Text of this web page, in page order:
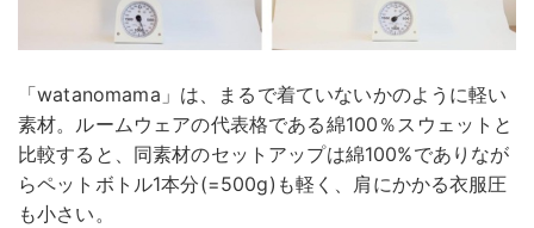
「watanomama」は、まるで着ていないかのように軽い
素材。ルームウェアの代表格である綿100％スウェットと
比較すると、同素材のセットアップは綿100%でありなが
らペットボトル1本分(=500g)も軽く、肩にかかる衣服圧
も小さい。